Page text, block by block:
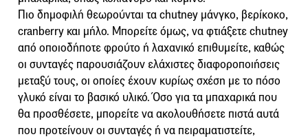
Πιο δημοφιλή θεωρούνται τα chutney μάνγκο, βερίκοκο,
cranberry και μήλο. Μπορείτε όμως, να φτιάξετε chutney
από οποιοδήποτε φρούτο ή λαχανικό επιθυμείτε, καθώς
οι συνταγές παρουσιάζουν ελάχιστες διαφοροποιήσεις
μεταξύ τους, οι οποίες έχουν κυρίως σχέση με το πόσο
γλυκό είναι το βασικό υλικό. Όσο για τα μπαχαρικά που
θα προσθέσετε, μπορείτε να ακολουθήσετε πιστά αυτά
που προτείνουν οι συνταγές ή να πειραματιστείτε,